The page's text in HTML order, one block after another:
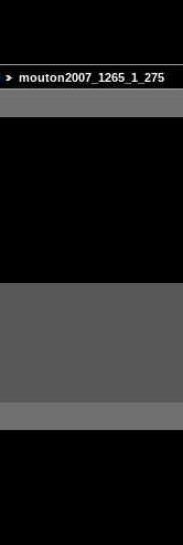
mouton2007_1265_1_275